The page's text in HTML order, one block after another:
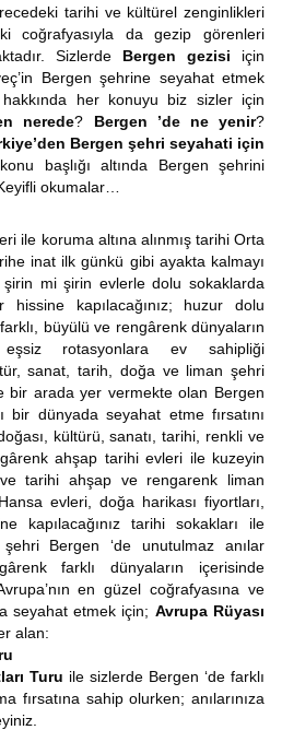
tarihi ve kültürel zenginlikleri
coğrafyasıyla da gezip görenleri
Sizlerde Bergen gezisi için
Bergen şehrine seyahat etmek
her konuyu biz sizler için
nerede? Bergen ’de ne yenir?
Bergen şehri seyahati için
başlığı altında Bergen şehrini
okumalar…
ile koruma altına alınmış tarihi Orta
inat ilk günkü gibi ayakta kalmayı
şirin mi şirin evlerle dolu sokaklarda
hissine kapılacağınız; huzur dolu
büyülü ve rengârenk dünyaların
eşsiz rotasyonlara ev sahipliği
sanat, tarih, doğa ve liman şehri
bir arada yer vermekte olan Bergen
dünyada seyahat etme fırsatını
kültürü, sanatı, tarihi, renkli ve
ahşap tarihi evleri ile kuzeyin
tarihi ahşap ve rengarenk liman
evleri, doğa harikası fiyortları,
kapılacağınız tarihi sokakları ile
Bergen ‘de unutulmaz anılar
farklı dünyaların içerisinde
en güzel coğrafyasına ve
seyahat etmek için; Avrupa Rüyası
alan:
Turu ile sizlerde Bergen ‘de farklı
fırsatına sahip olurken; anılarınıza